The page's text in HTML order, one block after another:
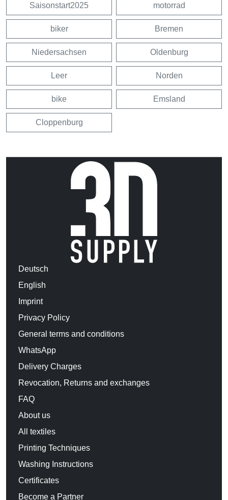
Saisonstart2025 motorrad
biker Bremen
Niedersachsen Oldenburg
Leer Norden
bike Emsland
Cloppenburg
Deutsch
English
Imprint
Privacy Policy
General terms and conditions
WhatsApp
Delivery Charges
Revocation, Returns and exchanges
FAQ
About us
All textiles
Printing Techniques
Washing Instructions
Certificates
Become a Partner